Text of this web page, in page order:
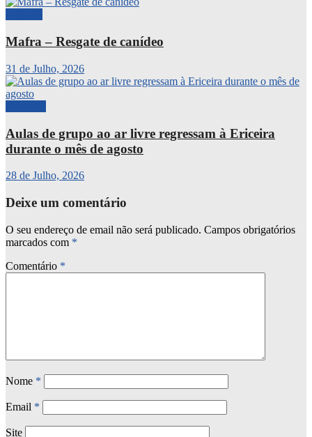
Mafra – Resgate de canídeo
31 de Julho, 2026
Aulas de grupo ao ar livre regressam à Ericeira
durante o mês de agosto
28 de Julho, 2026
Deixe um comentário
O seu endereço de email não será publicado. Campos obrigatórios
marcados com *
Comentário *
Nome *
Email *
Site